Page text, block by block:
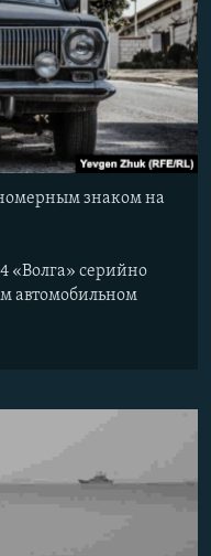
знаком на
«Волга» серийно
автомобильном